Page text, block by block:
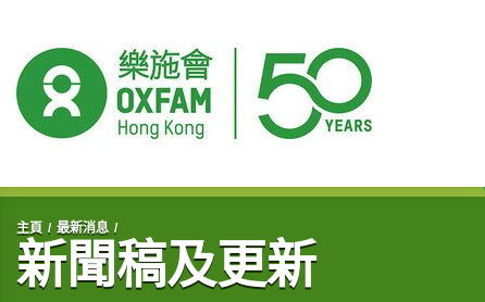
開始主要內容
主頁 最新消息
新聞稿及更新